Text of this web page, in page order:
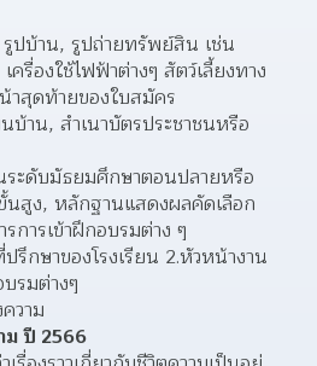
รูปบ้าน, รูปถ่ายทรัพย์สิน เช่น
ครื่องใช้ไฟฟ้าต่างๆ สัตว์เลี้ยงทาง
าสุดท้ายของใบสมัคร
บ้าน, สำเนาบัตรประชาชนหรือ
ระดับมัธยมศึกษาตอนปลายหรือ
นสูง, หลักฐานแสดงผลคัดเลือก
การเข้าฝึกอบรมต่าง ๆ
รึกษาของโรงเรียน 2.หัวหน้างาน
รมต่างๆ
วาม
ม ปี 2566